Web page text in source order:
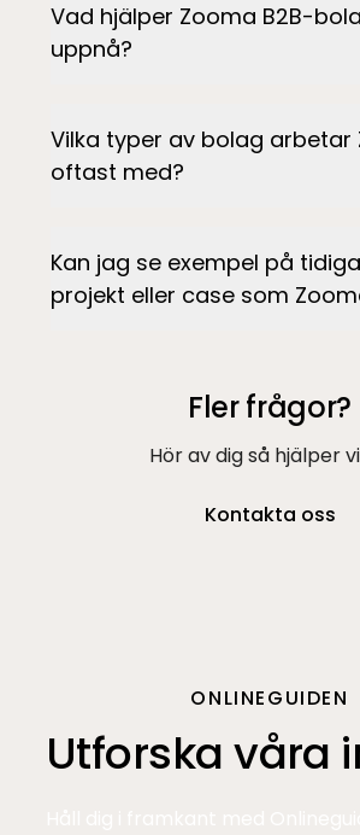
Vad hjälper Zooma B2B-
uppnå?
Vilka typer av bolag arbetar
oftast med?
Kan jag se exempel på
projekt eller case som
Fler frågor?
Hör av dig så hjälper
Kontakta oss
ONLINEGUIDEN
Utforska våra